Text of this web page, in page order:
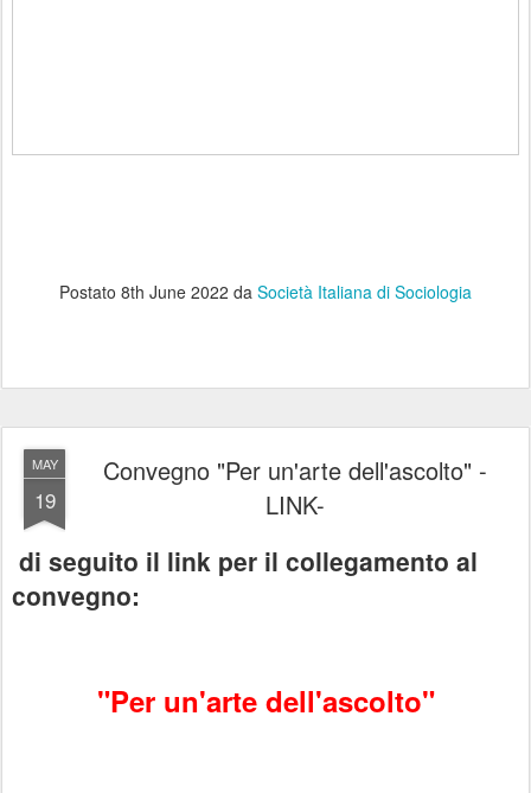
Postato 8th June 2022 da Società Italiana di Sociologia
MAY
19
Convegno "Per un'arte dell'ascolto" -
LINK-
di seguito il link per il collegamento al
convegno:
"Per un'arte dell'ascolto"